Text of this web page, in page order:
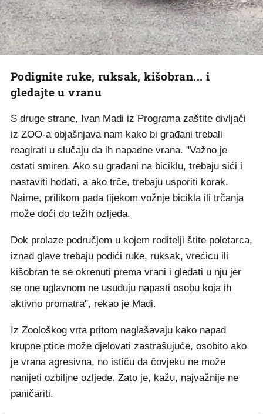
Podignite ruke, ruksak, kišobran... i
gledajte u vranu
S druge strane, Ivan Madi iz Programa zaštite divljači
iz ZOO-a objašnjava nam kako bi građani trebali
reagirati u slučaju da ih napadne vrana. "Važno je
ostati smiren. Ako su građani na biciklu, trebaju sići i
nastaviti hodati, a ako trče, trebaju usporiti korak.
Naime, prilikom pada tijekom vožnje bicikla ili trčanja
može doći do težih ozljeda.
Dok prolaze područjem u kojem roditelji štite poletarca,
iznad glave trebaju podići ruke, ruksak, vrećicu ili
kišobran te se okrenuti prema vrani i gledati u nju jer
se one uglavnom ne usuđuju napasti osobu koja ih
aktivno promatra", rekao je Madi.
Iz Zoološkog vrta pritom naglašavaju kako napad
krupne ptice može djelovati zastrašujuće, osobito ako
je vrana agresivna, no ističu da čovjeku ne može
nanijeti ozbiljne ozljede. Zato je, kažu, najvažnije ne
paničariti.